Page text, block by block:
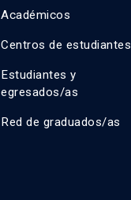
Académicos
Centros de estudiantes
Estudiantes y
egresados/as
Red de graduados/as